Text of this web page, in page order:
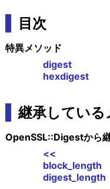
目次
特異メソッド
digest
hexdigest
継承している
OpenSSL::Digestから
<<
block_length
digest_length